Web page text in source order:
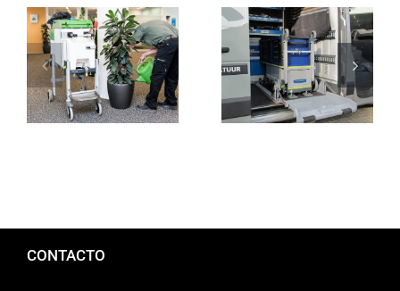
Cuidado de
plantas in situ
L46 con sistema
de cajones
multifuncional
CONTACTO